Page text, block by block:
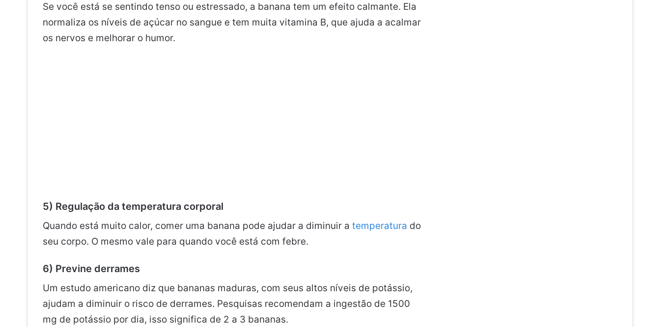
Se você está se sentindo tenso ou estressado, a banana tem um efeito calmante. Ela
normaliza os níveis de açúcar no sangue e tem muita vitamina B, que ajuda a acalmar
os nervos e melhorar o humor.
5) Regulação da temperatura corporal
Quando está muito calor, comer uma banana pode ajudar a diminuir a temperatura do
seu corpo. O mesmo vale para quando você está com febre.
6) Previne derrames
Um estudo americano diz que bananas maduras, com seus altos níveis de potássio,
ajudam a diminuir o risco de derrames. Pesquisas recomendam a ingestão de 1500
mg de potássio por dia, isso significa de 2 a 3 bananas.